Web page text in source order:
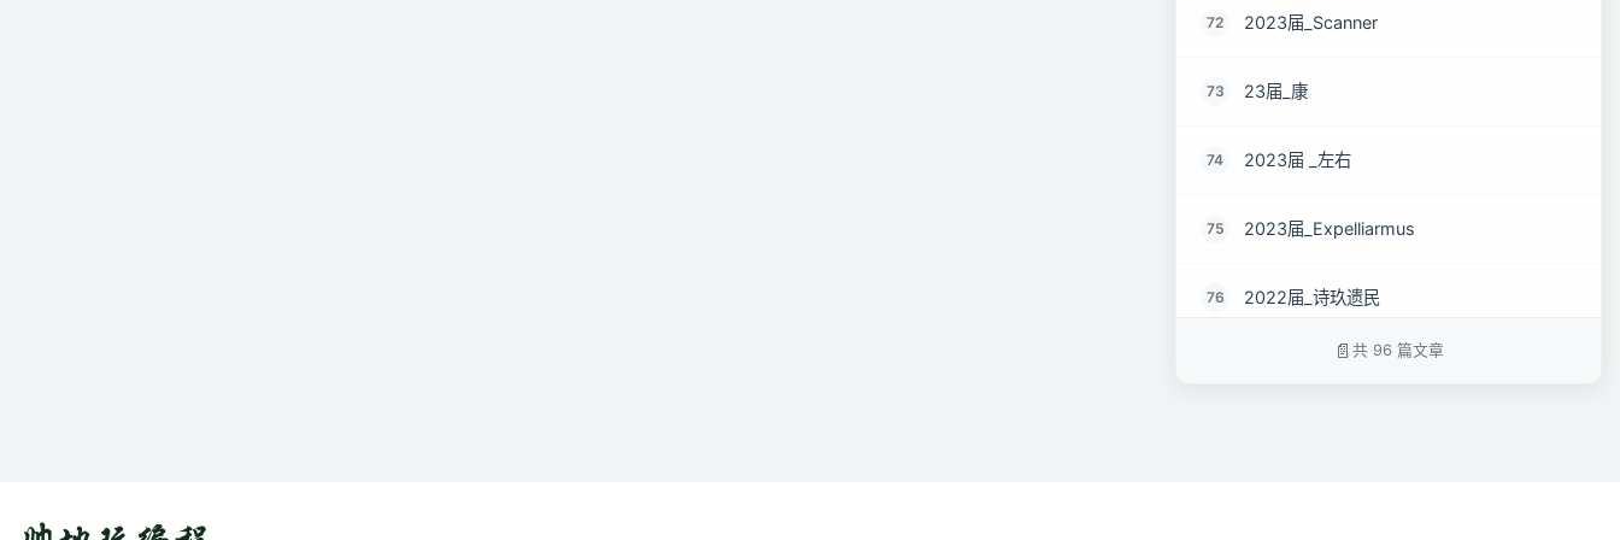
72 2023届_Scanner
73 23届_康
74 2023届 _左右
75 2023届_Expelliarmus
76 2022届_诗玖遗民
共 96 篇文章